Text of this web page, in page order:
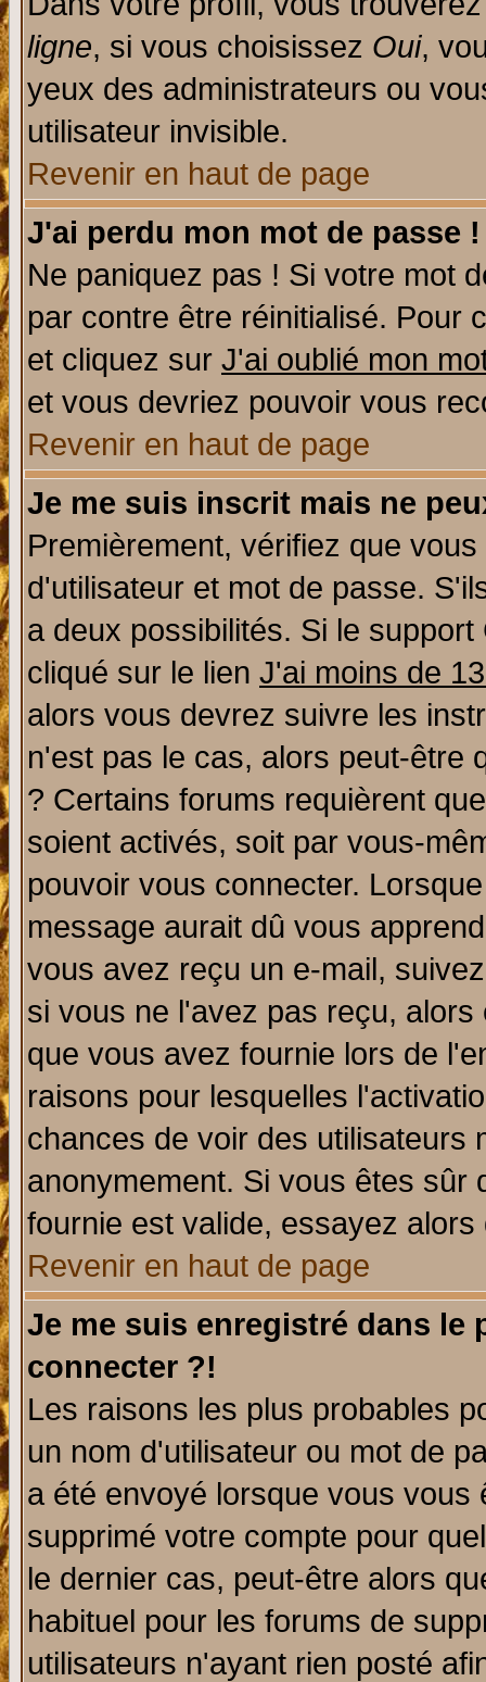
ligne, si vous choisissez Oui,
yeux des administrateurs ou
utilisateur invisible.
Revenir en haut de page
J'ai perdu mon mot de passe !
Ne paniquez pas ! Si votre mot
par contre être réinitialisé. Pour
et cliquez sur J'ai oublié mon
et vous devriez pouvoir vous
Revenir en haut de page
Je me suis inscrit mais ne
Premièrement, vérifiez que
d'utilisateur et mot de passe.
a deux possibilités. Si le
cliqué sur le lien J'ai moins de
alors vous devrez suivre les
n'est pas le cas, alors peut-être
? Certains forums requièrent
soient activés, soit par vous-
pouvoir vous connecter.
message aurait dû vous
vous avez reçu un e-mail,
si vous ne l'avez pas reçu,
que vous avez fournie lors de
raisons pour lesquelles
chances de voir des utilisateurs
anonymement. Si vous êtes sûr
fournie est valide, essayez
Revenir en haut de page
Je me suis enregistré dans le
connecter ?!
Les raisons les plus probables
un nom d'utilisateur ou mot de
a été envoyé lorsque vous
supprimé votre compte pour
le dernier cas, peut-être alors
habituel pour les forums de
utilisateurs n'ayant rien posté